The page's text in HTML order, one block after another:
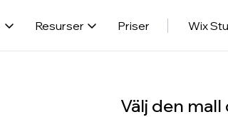
Resurser Priser Wix
Välj den